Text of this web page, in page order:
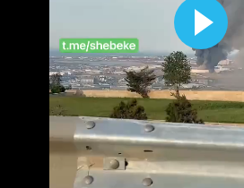
Bakıda güclü yanğın